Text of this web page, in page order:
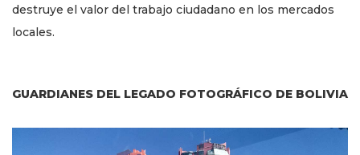
destruye el valor del trabajo ciudadano en los mercados
locales.
GUARDIANES DEL LEGADO FOTOGRÁFICO DE BOLIVIA